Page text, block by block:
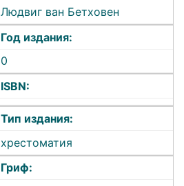
Людвиг ван Бетховен
Год издания:
0
ISBN:
Тип издания:
хрестоматия
Гриф: